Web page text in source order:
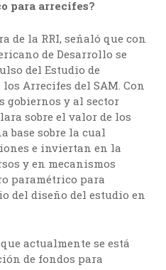
para arrecifes?
de la RRI, señaló que con
de Desarrollo se
del Estudio de
Arrecifes del SAM. Con
gobiernos y al sector
sobre el valor de los
base sobre la cual
e inviertan en la
y en mecanismos
paramétrico para
del diseño del estudio en
actualmente se está
de fondos para